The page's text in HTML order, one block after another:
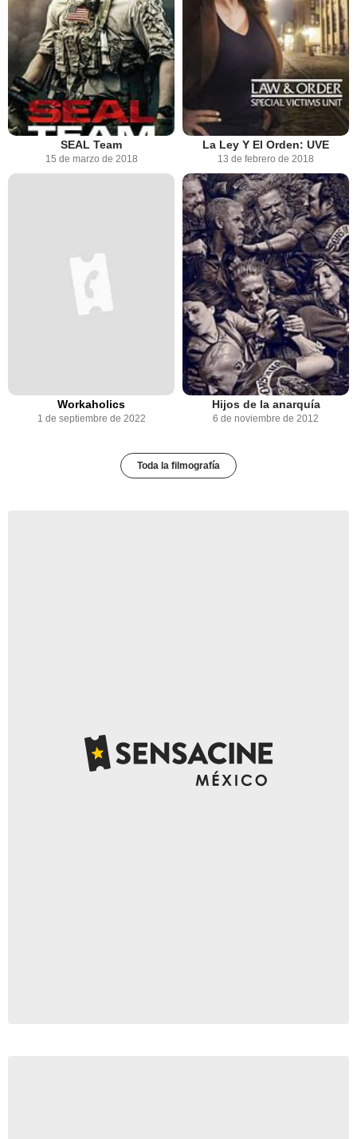
SEAL Team
15 de marzo de 2018
La Ley Y El Orden: UVE
13 de febrero de 2018
Workaholics
1 de septiembre de 2022
Hijos de la anarquía
6 de noviembre de 2012
Toda la filmografía